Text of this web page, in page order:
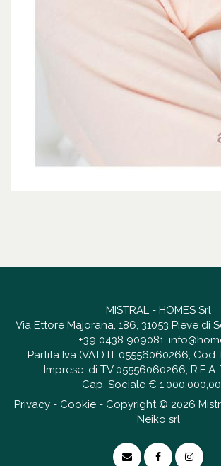
MISTRAL - HOMES Srl
Via Ettore Majorana, 186, 31053 Pieve di
+39 0438 909081,
Partita Iva (VAT) IT 05556060266, Cod.
Imprese. di TV 05556060266, R.E.A.
Cap. Sociale € 1.000.000,00
Privacy- Cookie- Copyright © 2026
Neiko srl